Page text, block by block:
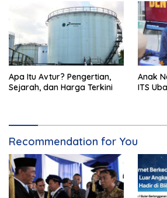
Apa Itu Avtur? Pengertian,
Sejarah, dan Harga Terkini
Anak
ITS
Recommendation for You